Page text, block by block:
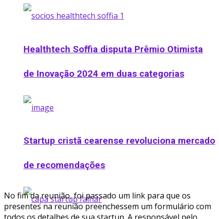
Healthtech Soffia disputa Prêmio Otimista
de Inovação 2024 em duas categorias
Startup cristã cearense revoluciona mercado
de recomendações
No fim da reunião, foi passado um link para que os
presentes na reunião preenchessem um formulário com